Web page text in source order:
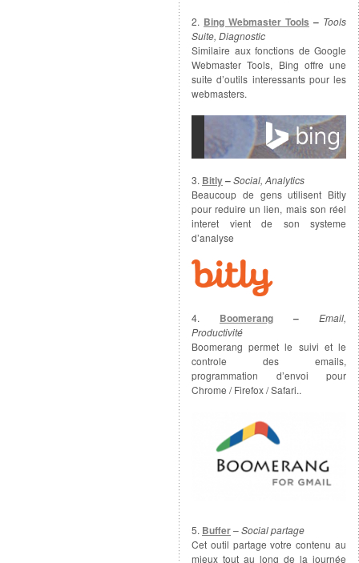
2. Bing Webmaster Tools – Tools
Suite, Diagnostic
Similaire aux fonctions de Google
Webmaster Tools, Bing offre une
suite d’outils interessants pour les
webmasters.
3. Bitly–Social, Analytics
Beaucoup de gens utilisent Bitly
pour reduire un lien, mais son réel
interet vient de son systeme
d’analyse
4. Boomerang – Email,
Productivité
Boomerang permet le suivi et le
controle des emails,
programmation d’envoi pour
Chrome / Firefox / Safari..
5. Buffer–Social partage
Cet outil partage votre contenu au
mieux tout au long de la journée